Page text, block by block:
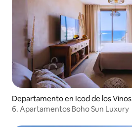
Departamento en Icod de los Vinos
6. Apartamentos Boho Sun Luxury